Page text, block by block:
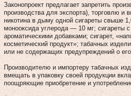
Законопроект предлагает запретить
производства для экспорта), торговлю и
никотина в дыму одной сигареты свыше
монооксида углерода — 10 мг; сигареты
ароматическими добавками; сигарет,
косметический продукт»; табачных
или не содержащих предупреждений о
Производителю и импортеру табачных
вмещать в упаковку своей продукции
поощряющие приобретение и